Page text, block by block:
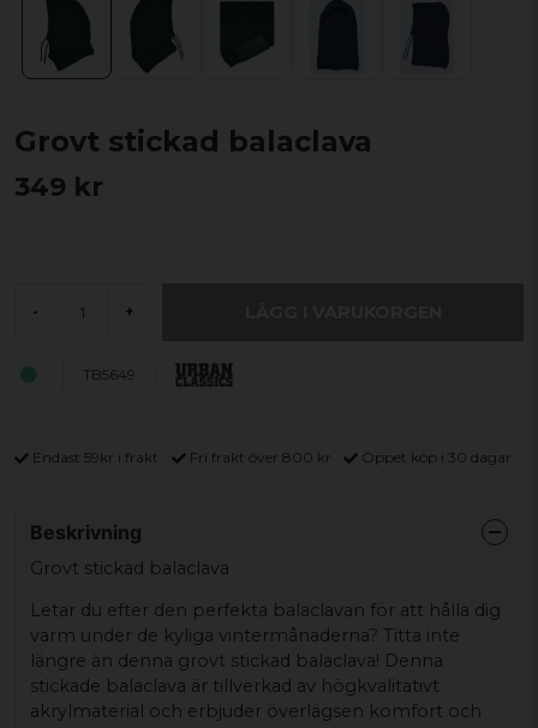
Grovt stickad balaclava
349 kr
- +
TB5649
Endast 59kr i frakt Fri frakt över 800 kr Öppet köp i 30 dagar
Beskrivning
Grovt stickad balaclava
Letar du efter den perfekta balaclavan för att hålla dig
varm under de kyliga vintermånaderna? Titta inte
längre än denna grovt stickad balaclava! Denna
stickade balaclava är tillverkad av högkvalitativt
akrylmaterial och erbjuder överlägsen komfort och